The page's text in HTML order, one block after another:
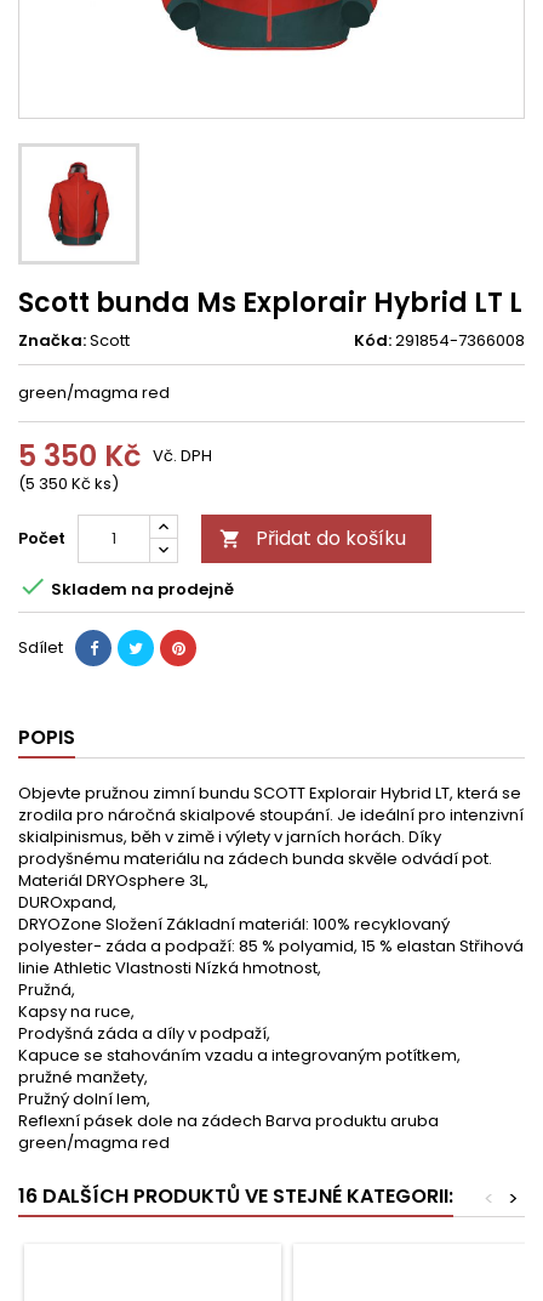
Scott bunda Ms Explorair Hybrid LT L
Značka:Scott Kód:291854-7366008
green/magma red
5 350 Kč
(5 350 Kč ks)
Vč. DPH
Počet  Přidat do košíku
 Skladem na prodejně
Sdílet
POPIS
Objevte pružnou zimní bundu SCOTT Explorair Hybrid LT, která se
zrodila pro náročná skialpové stoupání. Je ideální pro intenzivní
skialpinismus, běh v zimě i výlety v jarních horách. Díky
prodyšnému materiálu na zádech bunda skvěle odvádí pot.
Materiál DRYOsphere 3L,
DUROxpand,
DRYOZone Složení Základní materiál: 100% recyklovaný
polyester- záda a podpaží: 85 % polyamid, 15 % elastan Střihová
linie Athletic Vlastnosti Nízká hmotnost,
Pružná,
Kapsy na ruce,
Prodyšná záda a díly v podpaží,
Kapuce se stahováním vzadu a integrovaným potítkem,
pružné manžety,
Pružný dolní lem,
Reflexní pásek dole na zádech Barva produktu aruba
green/magma red
16 DALŠÍCH PRODUKTŮ VE STEJNÉ KATEGORII: >
<